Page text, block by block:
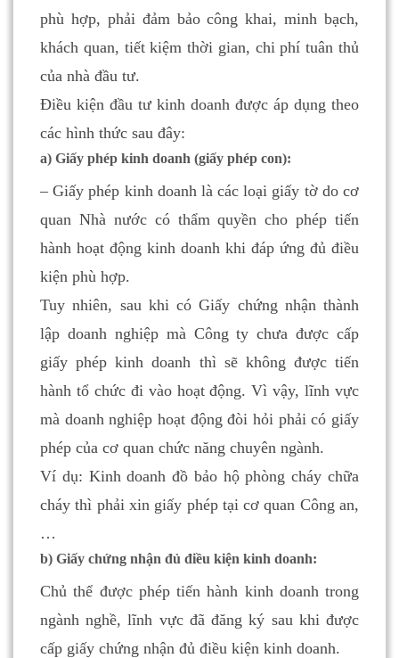
phù hợp, phải đảm bảo công khai, minh bạch,
khách quan, tiết kiệm thời gian, chi phí tuân thủ
của nhà đầu tư.
Điều kiện đầu tư kinh doanh được áp dụng theo
các hình thức sau đây:
a) Giấy phép kinh doanh (giấy phép con):
– Giấy phép kinh doanh là các loại giấy tờ do cơ
quan Nhà nước có thẩm quyền cho phép tiến
hành hoạt động kinh doanh khi đáp ứng đủ điều
kiện phù hợp.
Tuy nhiên, sau khi có Giấy chứng nhận thành
lập doanh nghiệp mà Công ty chưa được cấp
giấy phép kinh doanh thì sẽ không được tiến
hành tổ chức đi vào hoạt động. Vì vậy, lĩnh vực
mà doanh nghiệp hoạt động đòi hỏi phải có giấy
phép của cơ quan chức năng chuyên ngành.
Ví dụ: Kinh doanh đồ bảo hộ phòng cháy chữa
cháy thì phải xin giấy phép tại cơ quan Công an,
…
b) Giấy chứng nhận đủ điều kiện kinh doanh:
Chủ thể được phép tiến hành kinh doanh trong
ngành nghề, lĩnh vực đã đăng ký sau khi được
cấp giấy chứng nhận đủ điều kiện kinh doanh.